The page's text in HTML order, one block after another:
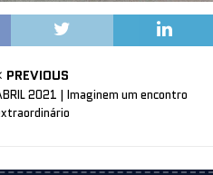
PREVIOUS
2021 | Imaginem um encontro